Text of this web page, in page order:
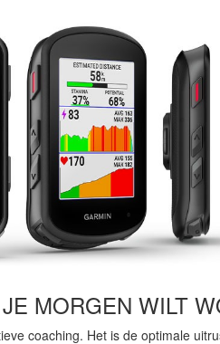
MORGEN WILT
coaching. Het is de optimale